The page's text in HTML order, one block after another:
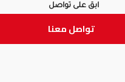
تواصل معنا
ابق على تواصل